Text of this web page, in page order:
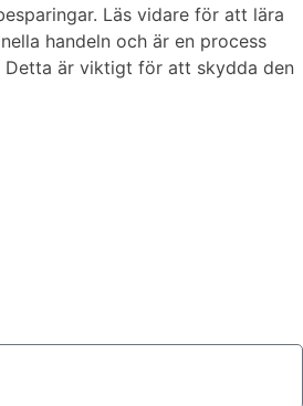
Läs vidare för att lära
handeln och är en process
är viktigt för att skydda den